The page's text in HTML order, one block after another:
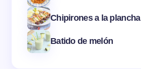
Chipirones a la plancha
Batido de melón